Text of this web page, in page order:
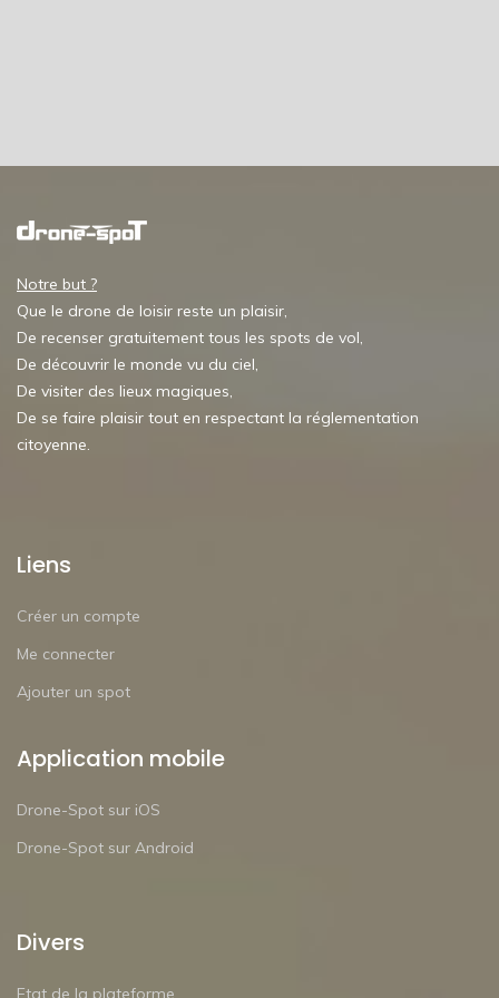
Notre but ?
Que le drone de loisir reste un plaisir,
De recenser gratuitement tous les spots de vol,
De découvrir le monde vu du ciel,
De visiter des lieux magiques,
De se faire plaisir tout en respectant la réglementation
citoyenne.
Liens
Créer un compte
Me connecter
Ajouter un spot
Application mobile
Drone-Spot sur iOS
Drone-Spot sur Android
Divers
Etat de la plateforme